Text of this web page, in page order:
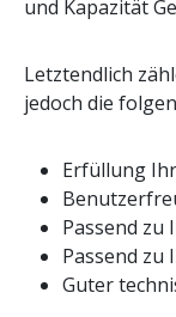
und Kapazität
Letztendlich
jedoch die
Erfüllung
Passend zu
Passend zu
Guter